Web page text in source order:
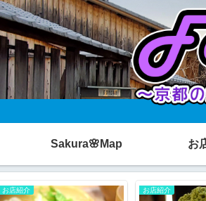
Sakura🌸Map お
秋の名所 お店紹介